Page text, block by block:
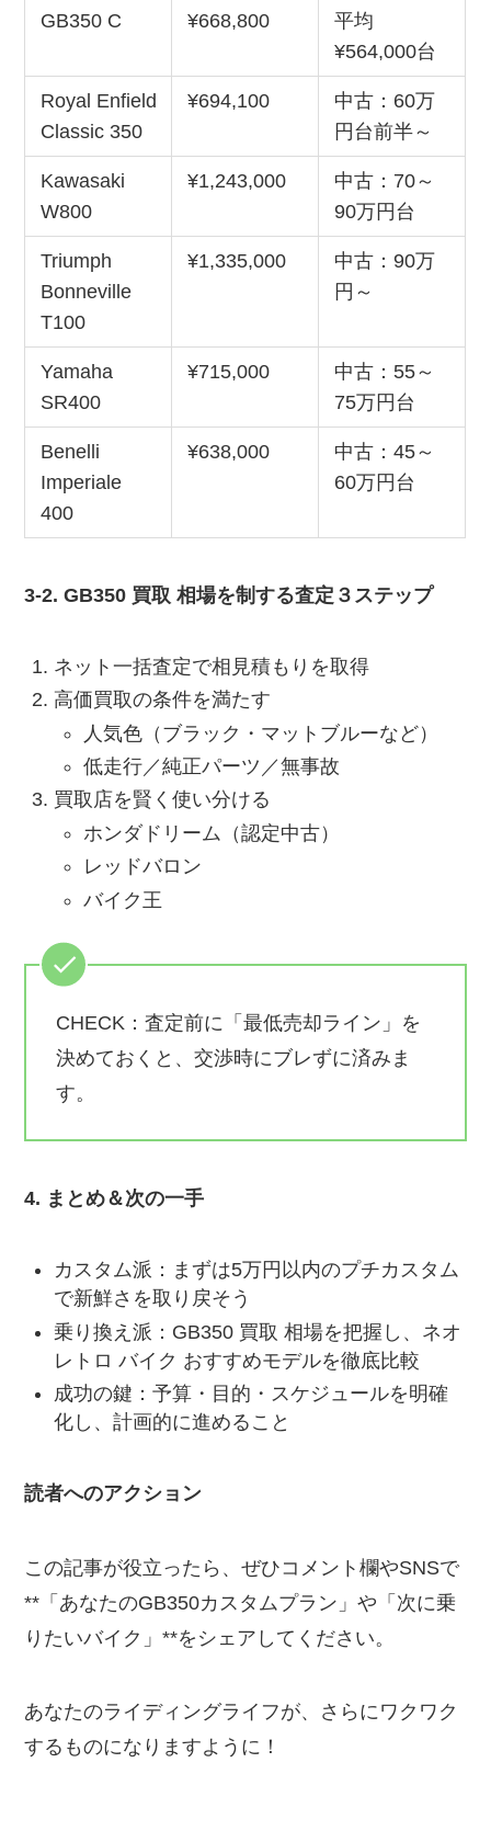
GB350 C ¥668,800
平均
¥564,000台
Royal Enfield
Classic 350
¥694,100
中古：60万
円台前半～
Kawasaki
W800
¥1,243,000
中古：70～
90万円台
Triumph
Bonneville
T100
¥1,335,000
中古：90万
円～
Yamaha
SR400
¥715,000
中古：55～
75万円台
Benelli
Imperiale
400
¥638,000
中古：45～
60万円台
3-2. GB350 買取 相場を制する査定３ステップ
ネット一括査定で相見積もりを取得
高価買取の条件を満たす
人気色（ブラック・マットブルーなど）
低走行／純正パーツ／無事故
買取店を賢く使い分ける
ホンダドリーム（認定中古）
レッドバロン
バイク王
CHECK：査定前に「最低売却ライン」を
決めておくと、交渉時にブレずに済みま
す。
4. まとめ＆次の一手
カスタム派：まずは5万円以内のプチカスタム
で新鮮さを取り戻そう
乗り換え派：GB350 買取 相場を把握し、ネオ
レトロ バイク おすすめモデルを徹底比較
成功の鍵：予算・目的・スケジュールを明確
化し、計画的に進めること
読者へのアクション
この記事が役立ったら、ぜひコメント欄やSNSで
**「あなたのGB350カスタムプラン」や「次に乗
りたいバイク」**をシェアしてください。
あなたのライディングライフが、さらにワクワク
するものになりますように！